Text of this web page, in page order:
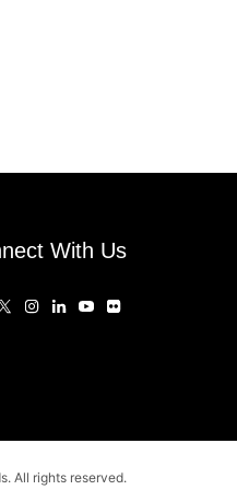
With Us
All rights reserved.